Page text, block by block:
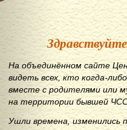
На объединённом сайте
видеть всех, кто когда-
вместе с родителями или
на территории бывшей
Ушли времена, изменились